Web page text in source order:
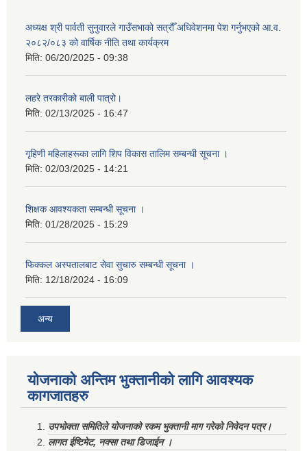
अध्यक्ष श्री पार्वती सुनुवारले गाउँसभाको सत्रौँ अधिवेशनमा पेश गर्नुभएको आ.व.
२०८२/०८३ को वार्षिक नीति तथा कार्यक्रम
मिति: 06/20/2025 - 09:38
लहरे तरकारीको बाली पात्रो।
मिति: 02/13/2025 - 16:47
गृहिणी महिलाहरूका लागि शिप विकास तालिम सम्बन्धी सूचना ‌।
मिति: 02/03/2025 - 14:21
शिक्षक आवश्यकता सम्बन्धी सूचना ।
मिति: 01/28/2025 - 15:29
फिक्कल अस्पतालबाट सेवा सुचारु सम्बन्धी सूचना ।
मिति: 12/18/2024 - 16:09
अन्य
योजनाको अन्तिम भुक्तानीको लागि आवश्यक
कागजातहरु
उपभोक्ता समितिले योजनाको रकम भुक्तानी माग गरेको निवेदन पत्र।
लागत ईष्टिमेट, नक्सा तथा डिजाईन ।